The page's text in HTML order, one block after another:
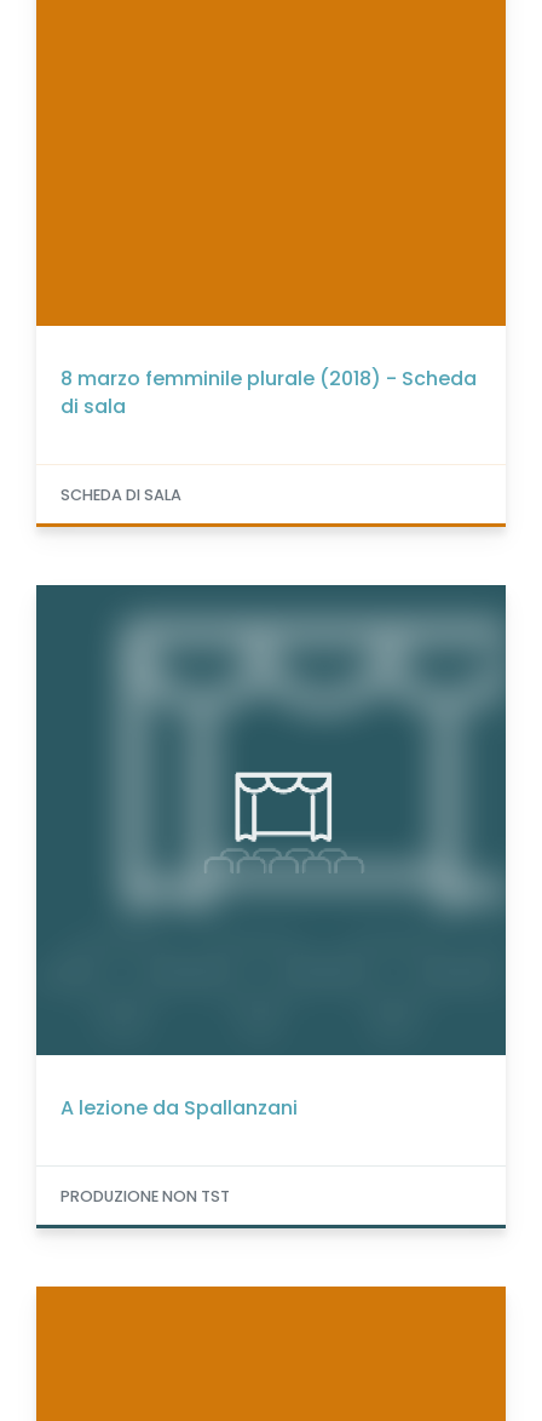
8 marzo femminile plurale (2018) - Scheda
di sala
SCHEDA DI SALA
A lezione da Spallanzani
PRODUZIONE NON TST